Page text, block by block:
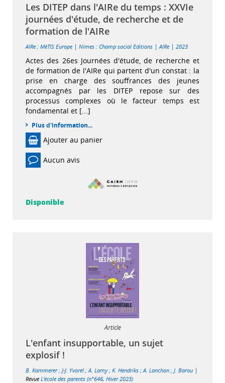
Les DITEP dans l'AIRe du temps : XXVIe
journées d'étude, de recherche et de
formation de l'AIRe
AIRe ; MèTIS Europe | Nîmes : Champ social Editions |AIRe | 2023
Actes des 26es Journées d'étude, de recherche et
de formation de l'AIRe qui partent d'un constat : la
prise en charge des souffrances des jeunes
accompagnés par les DITEP repose sur des
processus complexes où le facteur temps est
fondamental et [...]
Plus d'information...
Ajouter au panier
Aucun avis
Disponible
Article
L'enfant insupportable, un sujet
explosif !
B. Kammerer; J-J. Yvorel ; A. Lamy; K. Hendriks ; A. Lanchon ; J. Barou |
Revue L'école des parents (n°646, Hiver 2023)